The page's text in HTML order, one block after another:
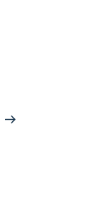
Beitrag